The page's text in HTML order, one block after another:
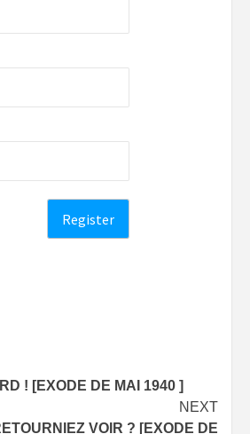
! [EXODE DE MAI 1940 ]
NEXT
VOIR ? [EXODE DE